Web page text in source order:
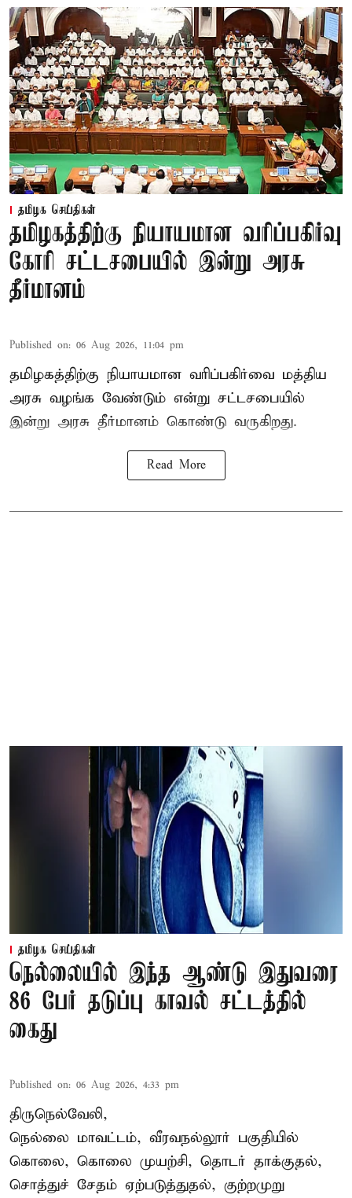
தமிழக செய்திகள்
தமிழகத்திற்கு நியாயமான வரிப்பகிர்வு
கோரி சட்டசபையில் இன்று அரசு
தீர்மானம்
Published on: 06 Aug 2026, 11:04 pm
தமிழகத்திற்கு நியாயமான வரிப்பகிர்வை மத்திய
அரசு வழங்க வேண்டும் என்று சட்டசபையில்
இன்று அரசு தீர்மானம் கொண்டு வருகிறது.
Read More
தமிழக செய்திகள்
நெல்லையில் இந்த ஆண்டு இதுவரை
86 பேர் தடுப்பு காவல் சட்டத்தில்
கைது
Published on: 06 Aug 2026, 4:33 pm
திருநெல்வேலி,
நெல்லை மாவட்டம், வீரவநல்லூர் பகுதியில்
கொலை, கொலை முயற்சி, தொடர் தாக்குதல்,
சொத்துச் சேதம் ஏற்படுத்துதல், குற்றமுறு